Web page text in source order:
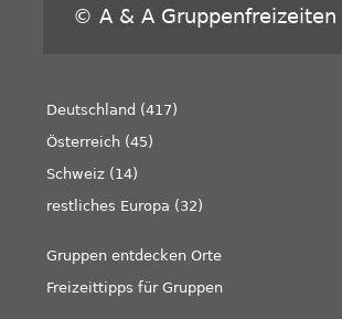
© A & A Gruppenfreizeiten
Deutschland (417)
Österreich (45)
Schweiz (14)
restliches Europa (32)
Gruppen entdecken Orte
Freizeittipps für Gruppen